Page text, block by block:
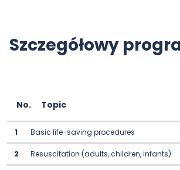
Szczegółowy
No. Topic
1 Basic life-saving procedures
2 Resuscitation (adults, children, infants).